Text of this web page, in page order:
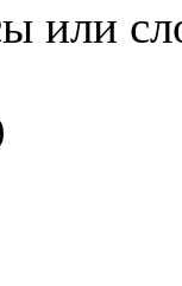
или